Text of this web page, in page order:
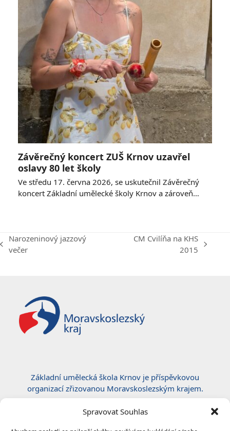
Spravovat Souhlas
Závěrečný koncert ZUŠ Krnov uzavřel
oslavy 80 let školy
Ve středu 17. června 2026, se uskutečnil Závěrečný
koncert Základní umělecké školy Krnov a zároveň…
previous
Narozeninový jazzový
večer
CM Cvilíňa na KHS
2015
Základní umělecká škola Krnov je příspěvkovou
organizací zřizovanou Moravskoslezským krajem.
Certifikace ČSN EN ISO 50001:2019